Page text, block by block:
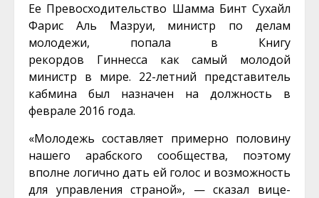
Ее Превосходительство Шамма Бинт Сухайл
Фарис Аль Мазруи, министр по делам
молодежи, попала в Книгу
рекордов Гиннесса как самый молодой
министр в мире. 22-летний представитель
кабмина был назначен на должность в
феврале 2016 года.
«Молодежь составляет примерно половину
нашего арабского сообщества, поэтому
вполне логично дать ей голос и возможность
для управления страной», — сказал вице-